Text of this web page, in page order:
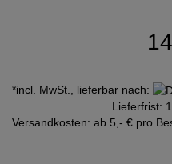
*incl. MwSt., lieferbar nach:
Lieferfrist:
Versandkosten: ab 5,- € pro